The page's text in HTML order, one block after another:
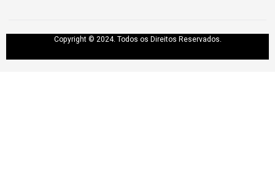
Copyright © 2024. Todos os Direitos Reservados.